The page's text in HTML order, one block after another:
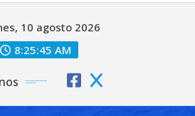
10 agosto 2026
8:25:47 AM